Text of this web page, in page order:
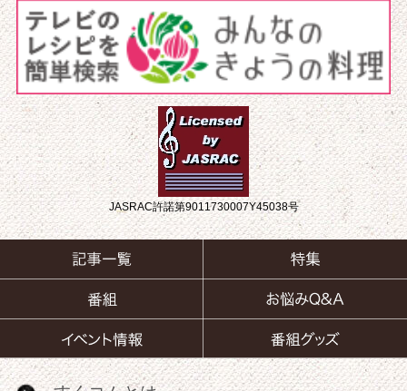
JASRAC許諾第9011730007Y45038号